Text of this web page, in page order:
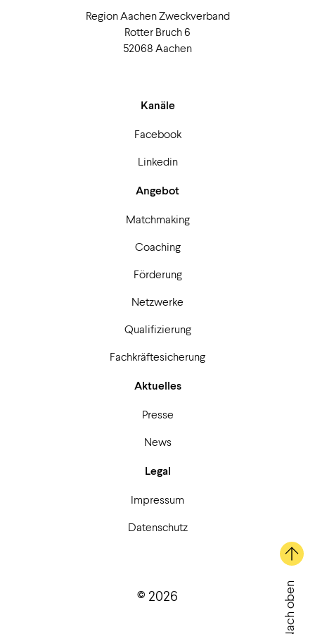
Region Aachen Zweckverband
Rotter Bruch 6
52068 Aachen
Kanäle
Facebook
Linkedin
Angebot
Matchmaking
Coaching
Förderung
Netzwerke
Qualifizierung
Fachkräftesicherung
Aktuelles
Presse
News
Legal
Impressum
Datenschutz
Nach oben
© 2026